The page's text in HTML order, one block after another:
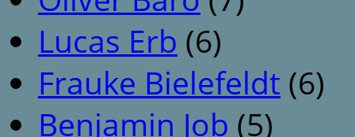
Lucas Erb (6)
Frauke Bielefeldt (6)
Benjamin Job (5)